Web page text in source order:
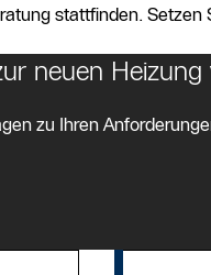
stattfinden.
neuen
zu Ihren